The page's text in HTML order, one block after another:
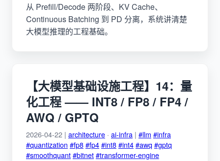
从 Prefill/Decode 两阶段、KV Cache、
Continuous Batching 到 PD 分离，系统讲清楚
大模型推理的工程基础。
【大模型基础设施工程】14：量
化工程 —— INT8 / FP8 / FP4 /
AWQ / GPTQ
2026-04-22 | architecture · ai-infra | #llm #infra
#quantization #fp8#fp4#int8#int4#awq#gptq
#smoothquant#bitnet#transformer-engine